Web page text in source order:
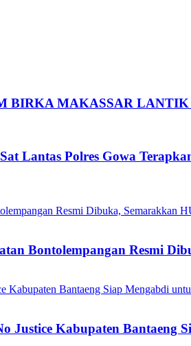
BIRKA MAKASSAR
Lantas Polres Gowa
Bontolempangan Resmi
Justice Kabupaten Bantaeng